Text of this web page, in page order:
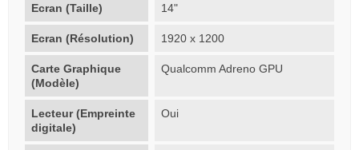
Ecran (Taille) 14"
Ecran (Résolution) 1920 x 1200
Carte Graphique
(Modèle)
Qualcomm Adreno GPU
Lecteur (Empreinte
digitale)
Oui